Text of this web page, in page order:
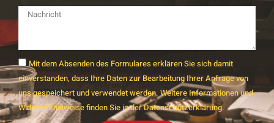
Mit dem Absenden des Formulares erklären Sie sich damit
einverstanden, dass Ihre Daten zur Bearbeitung Ihrer Anfrage von
uns gespeichert und verwendet werden. Weitere Informationen und
Widerrufshinweise finden Sie in der Datenschutzerklärung.